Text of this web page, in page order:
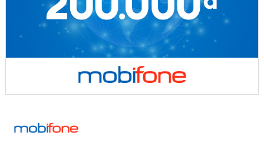
ĐĂNG NHẬP ĐĂNG KÝ